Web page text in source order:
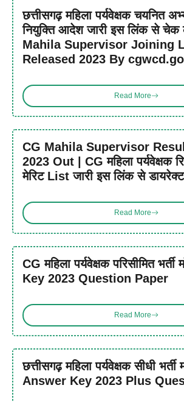
छत्तीसगढ़ महिला पर्यवेक्षक चयनित
नियुक्ति आदेश जारी इस लिंक से
Mahila Supervisor Joining
Released 2023 By
Read More
CG Mahila Supervisor
2023 Out | CG महिला पर्यवेक्षक
मेरिट List जारी इस लिंक से
Read More
CG महिला पर्यवेक्षक परिसीमित
Key 2023 Question Paper
Read More
छत्तीसगढ़ महिला पर्यवेक्षक सीधी भर्ती
Answer Key 2023 Plus